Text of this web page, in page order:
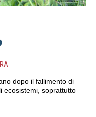
dopo il fallimento di
ecosistemi, soprattutto